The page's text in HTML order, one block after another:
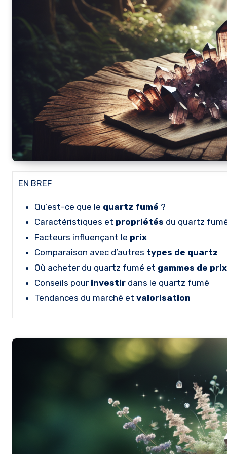
EN BREF
Qu’est-ce que le quartz fumé ?
Caractéristiques et propriétés du quartz
Facteurs influençant le prix
Comparaison avec d’autres types de quartz
Où acheter du quartz fumé et gammes de prix
Conseils pour investir dans le quartz fumé
Tendances du marché etvalorisation